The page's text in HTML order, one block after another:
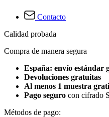
Contacto
Calidad probada
Compra de manera segura
España: envío estándar
Devoluciones gratuitas
Al menos 1 muestra
Pago seguro con cifrado
Métodos de pago: